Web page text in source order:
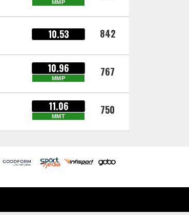
MMP
10.53 842
10.96
MMP 767
11.06
MMT 750